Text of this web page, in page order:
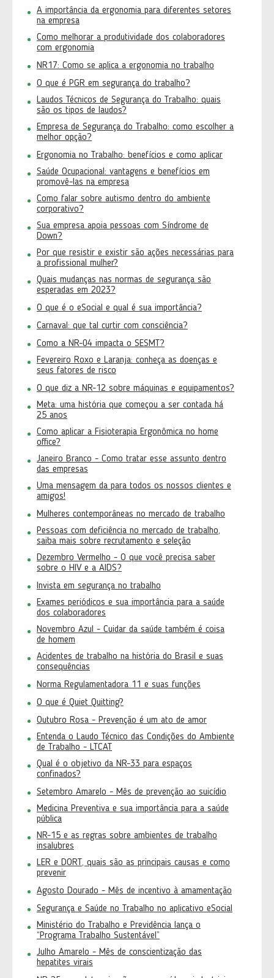
A importância da ergonomia para diferentes setores
na empresa
Como melhorar a produtividade dos colaboradores
com ergonomia
NR17: Como se aplica a ergonomia no trabalho
O que é PGR em segurança do trabalho?
Laudos Técnicos de Segurança do Trabalho: quais
são os tipos de laudos?
Empresa de Segurança do Trabalho: como escolher a
melhor opção?
Ergonomia no Trabalho: benefícios e como aplicar
Saúde Ocupacional: vantagens e benefícios em
promovê-las na empresa
Como falar sobre autismo dentro do ambiente
corporativo?
Sua empresa apoia pessoas com Síndrome de
Down?
Por que resistir e existir são ações necessárias para
a profissional mulher?
Quais mudanças nas normas de segurança são
esperadas em 2023?
O que é o eSocial e qual é sua importância?
Carnaval: que tal curtir com consciência?
Como a NR-04 impacta o SESMT?
Fevereiro Roxo e Laranja: conheça as doenças e
seus fatores de risco
O que diz a NR-12 sobre máquinas e equipamentos?
Meta: uma história que começou a ser contada há
25 anos
Como aplicar a Fisioterapia Ergonômica no home
office?
Janeiro Branco - Como tratar esse assunto dentro
das empresas
Uma mensagem da para todos os nossos clientes e
amigos!
Mulheres contemporâneas no mercado de trabalho
Pessoas com deficiência no mercado de trabalho,
saiba mais sobre recrutamento e seleção
Dezembro Vermelho - O que você precisa saber
sobre o HIV e a AIDS?
Invista em segurança no trabalho
Exames periódicos e sua importância para a saúde
dos colaboradores
Novembro Azul - Cuidar da saúde também é coisa
de homem
Acidentes de trabalho na história do Brasil e suas
consequências
Norma Regulamentadora 11 e suas funções
O que é Quiet Quitting?
Outubro Rosa - Prevenção é um ato de amor
Entenda o Laudo Técnico das Condições do Ambiente
de Trabalho - LTCAT
Qual é o objetivo da NR-33 para espaços
confinados?
Setembro Amarelo - Mês de prevenção ao suicídio
Medicina Preventiva e sua importância para a saúde
pública
NR-15 e as regras sobre ambientes de trabalho
insalubres
LER e DORT, quais são as principais causas e como
prevenir
Agosto Dourado - Mês de incentivo à amamentação
Segurança e Saúde no Trabalho no aplicativo eSocial
Ministério do Trabalho e Previdência lança o
“Programa Trabalho Sustentável”
Julho Amarelo - Mês de conscientização das
hepatites virais